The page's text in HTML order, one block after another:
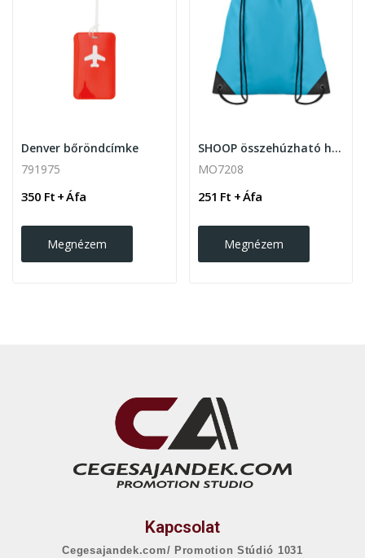
Denver bőröndcímke
791975
350 Ft + Áfa
Megnézem
SHOOP összehúzható hátizsák
MO7208
251 Ft + Áfa
Megnézem
Kapcsolat
Cegesajandek.com/ Promotion Stúdió 1031